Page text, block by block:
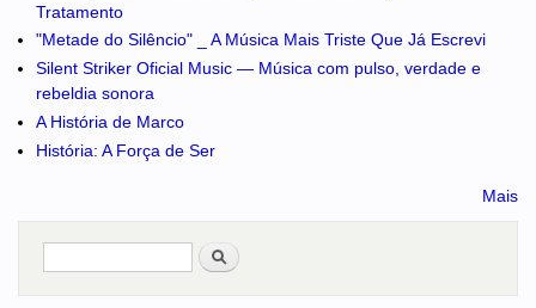
Tratamento
"Metade do Silêncio" _ A Música Mais Triste Que Já Escrevi
Silent Striker Oficial Music — Música com pulso, verdade e
rebeldia sonora
A História de Marco
História: A Força de Ser
Mais
Pesquisar
no portal